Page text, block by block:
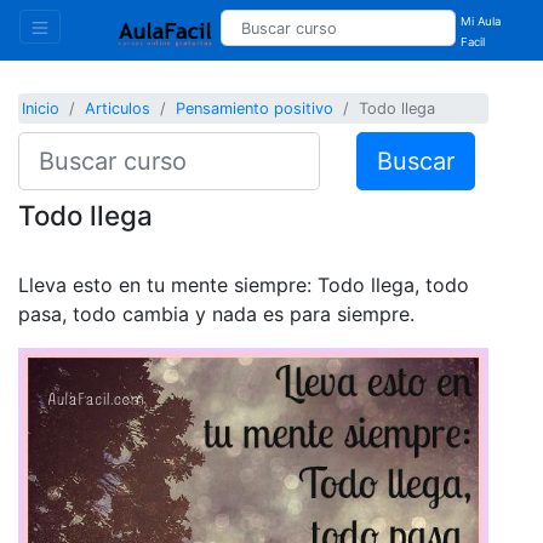
Mi Aula
Facil
Inicio Articulos Pensamiento positivo Todo llega
Buscar
Todo llega
Lleva esto en tu mente siempre: Todo llega, todo
pasa, todo cambia y nada es para siempre.